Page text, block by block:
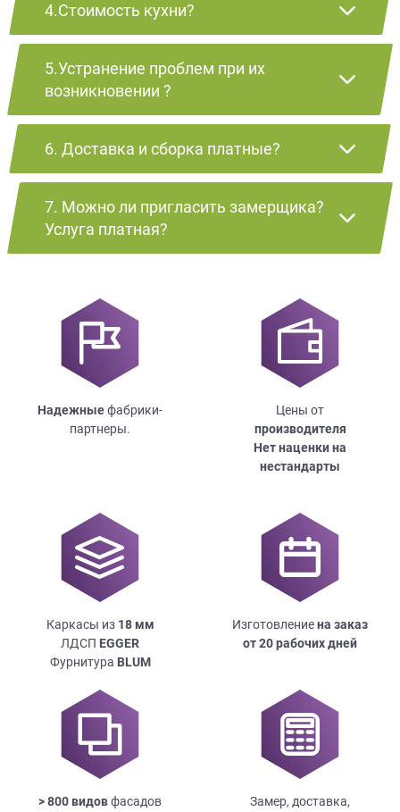
4.Стоимость кухни?
5.Устранение проблем при их
возникновении ?
6. Доставка и сборка платные?
7. Можно ли пригласить замерщика?
Услуга платная?
Надежныефабрики-
партнеры.
Цены от
производителя
Нет наценки на
нестандарты
Каркасы из 18мм
ЛДСП EGGER
Фурнитура BLUM
Изготовлениена заказ
от 20 рабочих дней
> 800 видовфасадов
Замер, доставка,